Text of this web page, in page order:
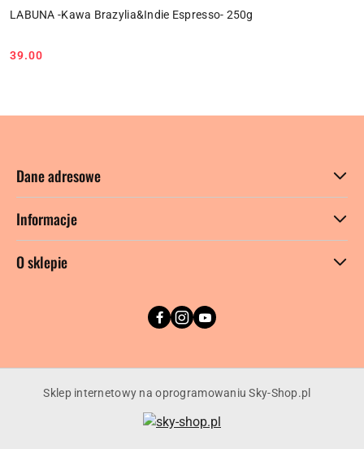
LABUNA -Kawa Brazylia&Indie Espresso- 250g
Cena:
39.00
Dane adresowe
Informacje
O sklepie
Sklep internetowy na oprogramowaniu Sky-Shop.pl